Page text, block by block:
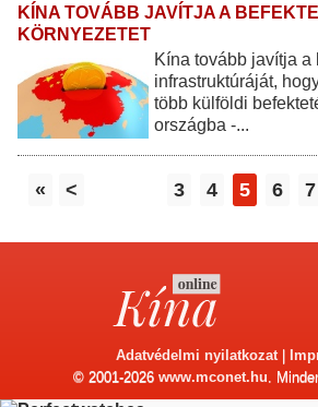
KÍNA TOVÁBB JAVÍTJA A
KÖRNYEZETET
Kína tovább javítja a
infrastruktúráját,
több külföldi
országba -...
« < 3 4 5 6 7
Adatvédelmi nyilatkozat |
© 2001-2026 www.mconet.hu .